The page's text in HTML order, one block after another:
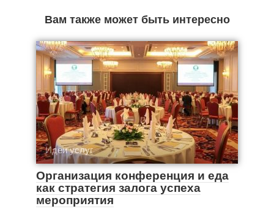
Вам также может быть интересно
Идеи услуг
Организация конференция и еда
как стратегия залога успеха
мероприятия